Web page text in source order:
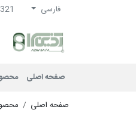
فارسی
صفحه اصلی
صفحه اصلی